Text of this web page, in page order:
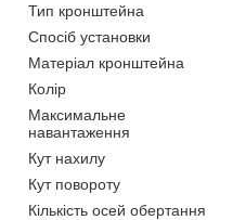
Тип кронштейна
Спосіб установки
Матеріал кронштейна
Колір
Максимальне
навантаження
Кут нахилу
Кут повороту
Кількість осей обертання